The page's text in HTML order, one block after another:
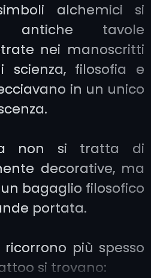
alchemici si
antiche tavole
nei manoscritti
scienza, filosofia e
in un unico
non si tratta di
decorative, ma
bagaglio filosofico
portata.
più spesso
si trovano: